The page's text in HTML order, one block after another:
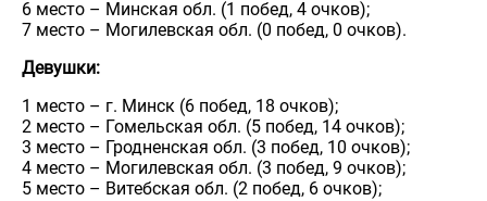
6 место – Минская обл. (1 побед, 4 очков);
7 место – Могилевская обл. (0 побед, 0 очков).
Девушки:
1 место – г. Минск (6 побед, 18 очков);
2 место – Гомельская обл. (5 побед, 14 очков);
3 место – Гродненская обл. (3 побед, 10 очков);
4 место – Могилевская обл. (3 побед, 9 очков);
5 место – Витебская обл. (2 побед, 6 очков);